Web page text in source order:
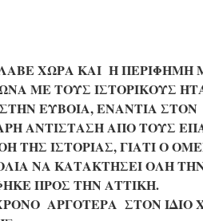
ΧΩΡΑ ΚΑΙ Η ΠΕΡΙΦΗΜΗ
ΜΕ ΤΟΥΣ ΙΣΤΟΡΙΚΟΥΣ
ΕΥΒΟΙΑ, ΕΝΑΝΤΙΑ
ΑΝΤΙΣΤΑΣΗ ΑΠΟ ΤΟΥΣ
ΤΗΣ ΙΣΤΟΡΙΑΣ, ΓΙΑΤΙ Ο
ΝΑ ΚΑΤΑΚΤΗΣΕΙ ΟΛΗ
ΠΡΟΣ ΤΗΝ ΑΤΤΙΚΗ.
ΑΡΓΟΤΕΡΑ ΣΤΟΝ ΙΔΙΟ